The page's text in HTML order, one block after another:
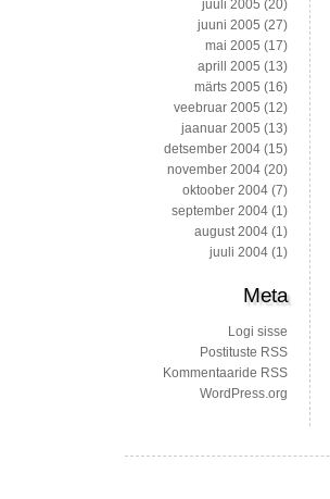
juuli 2005 (20)
juuni 2005 (27)
mai 2005 (17)
aprill 2005 (13)
märts 2005 (16)
veebruar 2005 (12)
jaanuar 2005 (13)
detsember 2004 (15)
november 2004 (20)
oktoober 2004 (7)
september 2004 (1)
august 2004 (1)
juuli 2004 (1)
Meta
Logi sisse
Postituste RSS
Kommentaaride RSS
WordPress.org